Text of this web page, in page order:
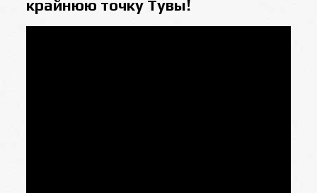
крайнюю точку Тувы!